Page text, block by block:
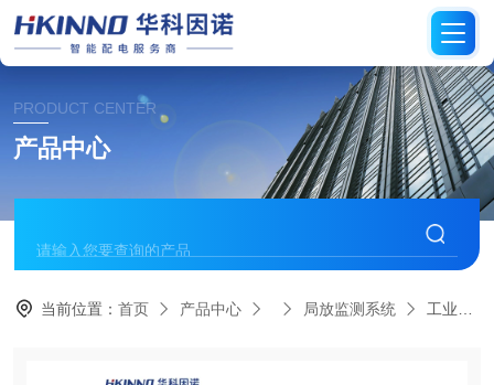
PRODUCT CENTER
产品中心
当前位置：首页 产品中心 局放监测系统 工业园区电缆局放在线监测系统-稳电护航